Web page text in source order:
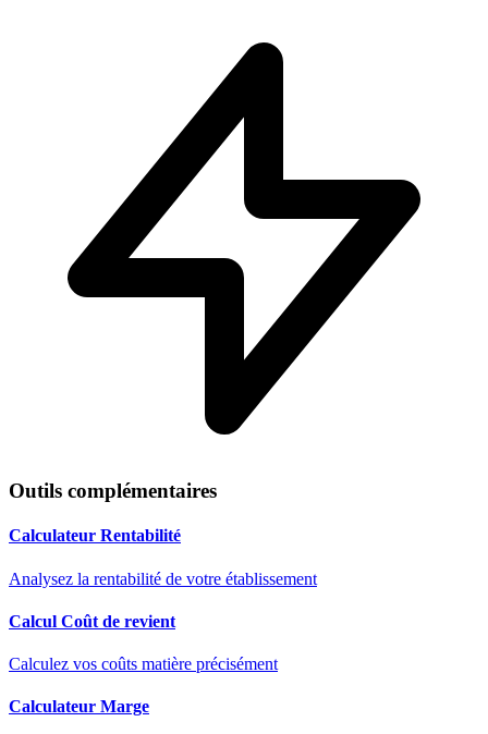
Outils complémentaires
Calculateur Rentabilité
Analysez la rentabilité de votre établissement
Calcul Coût de revient
Calculez vos coûts matière précisément
Calculateur Marge